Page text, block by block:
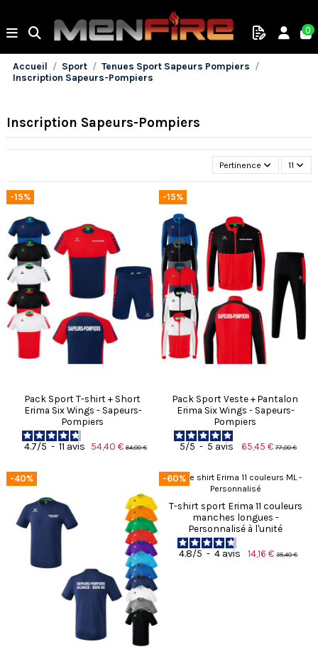
0
Accueil Sport
Tenues Sport Sapeurs Pompiers
Inscription Sapeurs-Pompiers
Inscription Sapeurs-Pompiers
Pertinence 11
-15%
Pack Sport T-shirt + Short
Erima Six Wings - Sapeurs-
Pompiers
4.7/5 - 11 avis 54,40 €64,00 €
-15%
Pack Sport Veste + Pantalon
Erima Six Wings - Sapeurs-
Pompiers
5/5 - 5 avis 65,45 €77,00 €
-40% -60%
T-shirt sport Erima 11 couleurs
manches longues -
Personnalisé à l'unité
4.8/5 - 4 avis 14,16 €35,40 €